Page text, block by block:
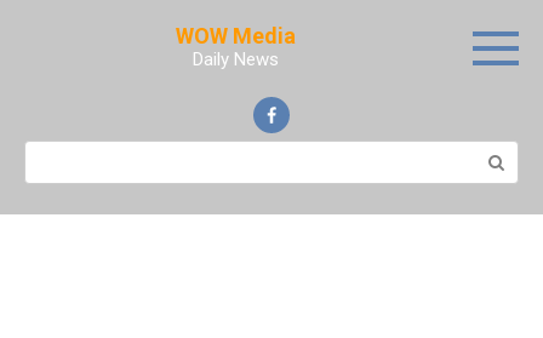
WOW Media
Daily News
Search: